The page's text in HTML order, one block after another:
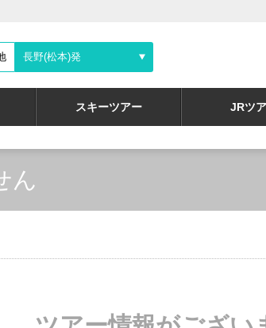
長野(松本)発
スキーツアー JRツ
ん